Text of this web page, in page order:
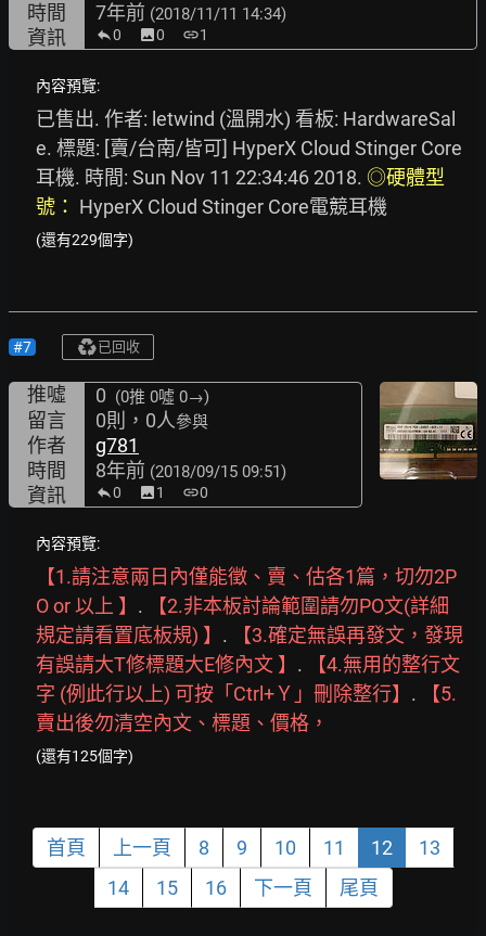
時間
7年前 (2018/11/11 14:34)
資訊 0 image0 link1
內容預覽:
已售出. 作者: letwind (溫開水) 看板: HardwareSal
e. 標題: [賣/台南/皆可] HyperX Cloud Stinger Core
耳機. 時間: Sun Nov 11 22:34:46 2018. ◎硬體型
號： HyperX Cloud Stinger Core電競耳機
(還有229個字)
#7 已回收
推噓 0 (0推 0噓 0→)
留言 0則，0人參與
作者
g781
時間
8年前 (2018/09/15 09:51)
資訊 0 image1 link0
內容預覽:
【1.請注意兩日內僅能徵、賣、估各1篇，切勿2P
Oor以上 】 .
【2.非本板討論範圍請勿PO文(詳細
規定請看置底板規) 】 .
【3.確定無誤再發文，發現
有誤請大T修標題大E修內文 】 .
【4.無用的整行文
字 (例此行以上) 可按「Ctrl+Ｙ」刪除整行】 .
【5.
賣出後勿清空內文、標題、價格，
(還有125個字)
首頁 上一頁 8 9 10 11 12
13
14
15 16 下一頁 尾頁